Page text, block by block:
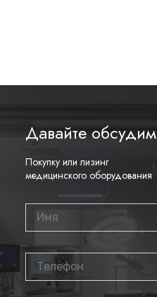
Давайте обсудим
Покупку или лизинг
медицинского оборудования